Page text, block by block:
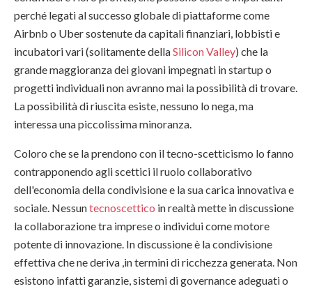
perché legati al successo globale di piattaforme come
Airbnb o Uber sostenute da capitali finanziari, lobbisti e
incubatori vari (solitamente dellaSilicon Valley) che la
grande maggioranza dei giovani impegnati in startup o
progetti individuali non avranno mai la possibilità di trovare.
La possibilità di riuscita esiste, nessuno lo nega, ma
interessa una piccolissima minoranza.
Coloro che se la prendono con il tecno-scetticismo lo fanno
contrapponendo agli scettici il ruolo collaborativo
dell'economia della condivisione e la sua carica innovativa e
sociale. Nessuntecnoscettico in realtà mette in discussione
la collaborazione tra imprese o individui come motore
potente di innovazione. In discussione è la condivisione
effettiva che ne deriva ,in termini di ricchezza generata. Non
esistono infatti garanzie, sistemi di governance adeguati o